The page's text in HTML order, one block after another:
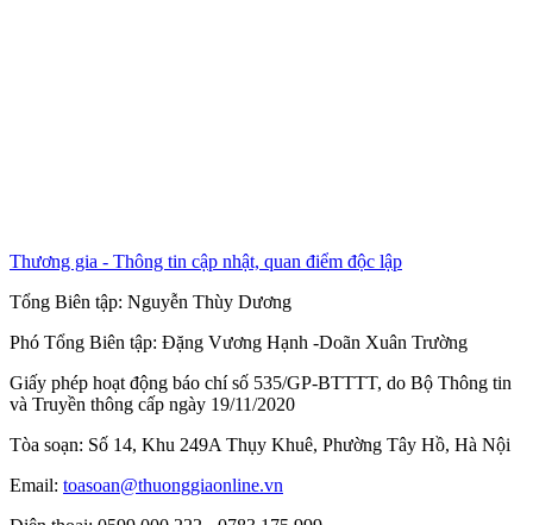
Thương gia - Thông tin cập nhật, quan điểm độc lập
Tổng Biên tập: Nguyễn Thùy Dương
Phó Tổng Biên tập: Đặng Vương Hạnh -Doãn Xuân Trường
Giấy phép hoạt động báo chí số 535/GP-BTTTT, do Bộ Thông tin
và Truyền thông cấp ngày 19/11/2020
Tòa soạn: Số 14, Khu 249A Thụy Khuê, Phường Tây Hồ, Hà Nội
Email: toasoan@thuonggiaonline.vn